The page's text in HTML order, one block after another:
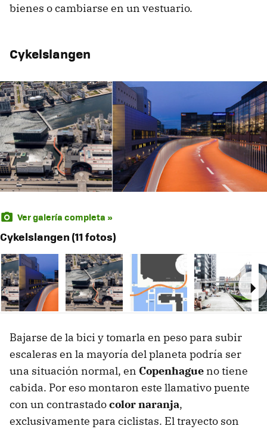
bienes o cambiarse en un vestuario.
Cykelslangen
Ver galería completa »
Cykelslangen (11 fotos)
Bajarse de la bici y tomarla en peso para subir
escaleras en la mayoría del planeta podría ser
una situación normal, en Copenhague no tiene
cabida. Por eso montaron este llamativo puente
con un contrastadocolor naranja,
exclusivamente para ciclistas. El trayecto son